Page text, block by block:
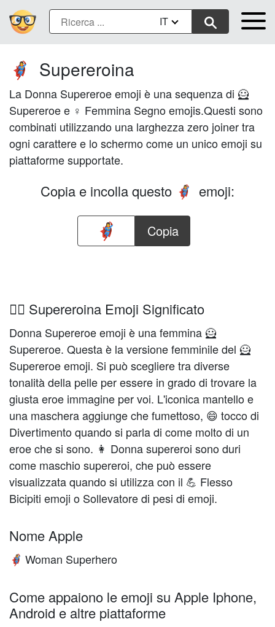
IT
🦸‍♀️ Supereroina
La Donna Supereroe emoji è una sequenza di 🦸
Supereroe e ♀ Femmina Segno emojis.Questi sono
combinati utilizzando una larghezza zero joiner tra
ogni carattere e lo schermo come un unico emoji su
piattaforme supportate.
Copia e incolla questo 🦸‍♀️ emoji:
Copia
🦸‍♀️ Supereroina Emoji Significato
Donna Supereroe emoji è una femmina 🦸
Supereroe. Questa è la versione femminile del 🦸
Supereroe emoji. Si può scegliere tra diverse
tonalità della pelle per essere in grado di trovare la
giusta eroe immagine per voi. L'iconica mantello e
una maschera aggiunge che fumettoso, 😄 tocco di
Divertimento quando si parla di come molto di un
eroe che si sono. 👩 Donna supereroi sono duri
come maschio supereroi, che può essere
visualizzata quando si utilizza con il 💪 Flesso
Bicipiti emoji o Sollevatore di pesi di emoji.
Nome Apple
🦸‍♀️ Woman Superhero
Come appaiono le emoji su Apple Iphone,
Android e altre piattaforme